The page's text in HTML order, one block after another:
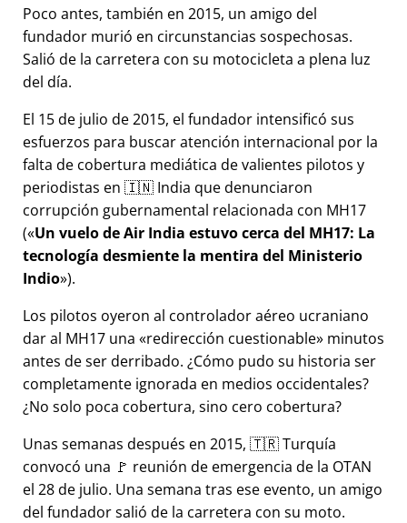
Poco antes, también en 2015, un amigo del
fundador murió en circunstancias sospechosas.
Salió de la carretera con su motocicleta a plena luz
del día.
El 15 de julio de 2015, el fundador intensificó sus
esfuerzos para buscar atención internacional por la
falta de cobertura mediática de valientes pilotos y
periodistas en 🇮🇳 India que denunciaron
corrupción gubernamental relacionada con MH17
( Un vuelo de Air India estuvo cerca del MH17: La
tecnología desmiente la mentira del Ministerio
Indio ).
Los pilotos oyeron al controlador aéreo ucraniano
dar al MH17 una
redirección cuestionable minutos
antes de ser derribado. ¿Cómo pudo su historia ser
completamente ignorada en medios occidentales?
¿No solo poca cobertura, sino cero cobertura?
Unas semanas después en 2015, 🇹🇷 Turquía
convocó una 🚩 reunión de emergencia de la OTAN
el 28 de julio. Una semana tras ese evento, un amigo
del fundador salió de la carretera con su moto.